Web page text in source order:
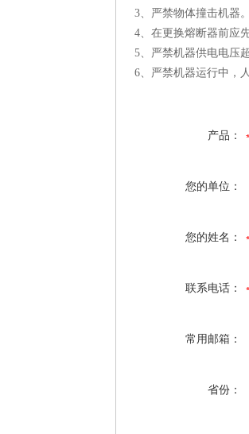
3、严禁物体撞击机器
4、在更换熔断器前应
5、严禁机器供电电压
6、严禁机器运行中，
产品：
您的单位：
您的姓名：
联系电话：
常用邮箱：
省份：